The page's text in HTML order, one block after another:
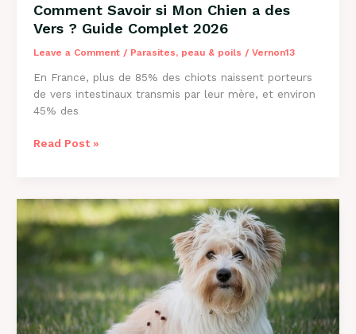
Comment Savoir si Mon Chien a des
Vers ? Guide Complet 2026
Leave a Comment / Parasites, peau & poils / Vernon13
En France, plus de 85% des chiots naissent porteurs
de vers intestinaux transmis par leur mère, et environ
45% des
Comment
Chien
a
des
?
Guide
Complet
2026
Read Post »